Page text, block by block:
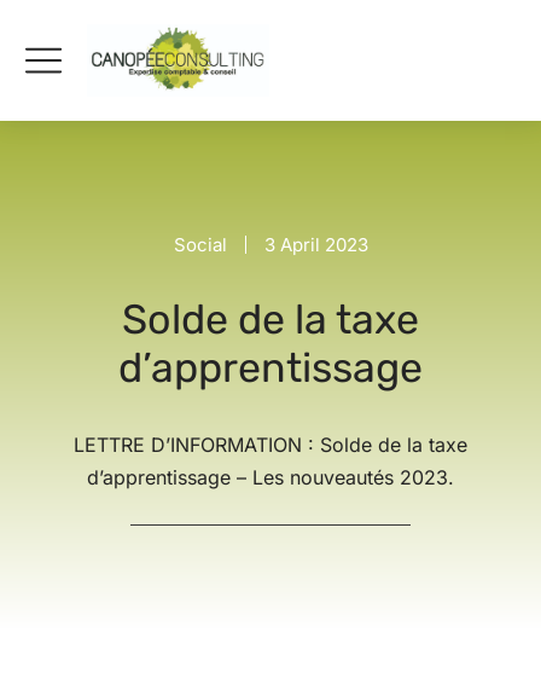
Social 3 April 2023
Solde de la taxe
d’apprentissage
LETTRE D’INFORMATION : Solde de la taxe
d’apprentissage – Les nouveautés 2023.